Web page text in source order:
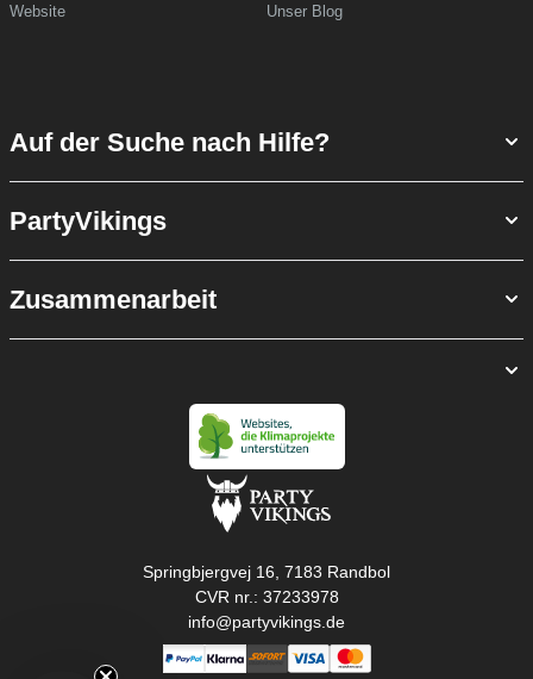
Website Unser Blog
Auf der Suche nach Hilfe?
PartyVikings
Zusammenarbeit
Springbjergvej 16, 7183 Randbol
CVR nr.: 37233978
info@partyvikings.de